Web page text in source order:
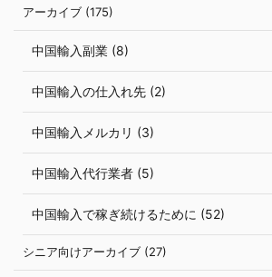
アーカイブ (175)
中国輸入副業 (8)
中国輸入の仕入れ先 (2)
中国輸入メルカリ (3)
中国輸入代行業者 (5)
中国輸入で稼ぎ続けるために (52)
シニア向けアーカイブ (27)